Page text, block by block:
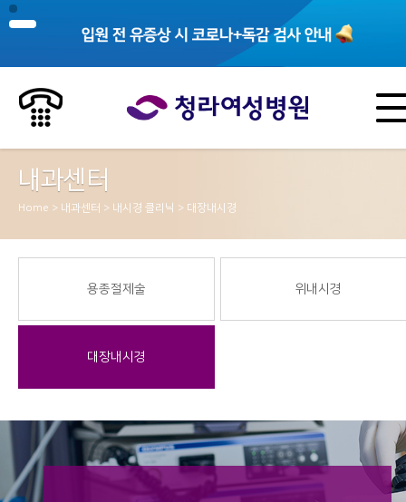
내과센터
Home > 내과센터 > 내시경 클리닉 > 대장내시경
용종절제술 위내시경
대장내시경